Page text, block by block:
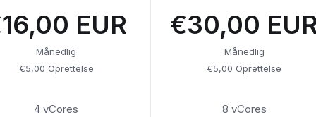
EUR
Månedlig
€5,00 Oprettelse
4 vCores
€30,00
Månedlig
€5,00 Oprettelse
8 vCores